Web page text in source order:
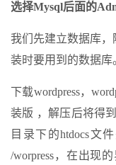
选择Mysql后面的
我们先建立数据库，
装时要用到的数据库
下载wordpress，
装版 ，解压后将得
目录下的htdocs文
/worpress，在出现的